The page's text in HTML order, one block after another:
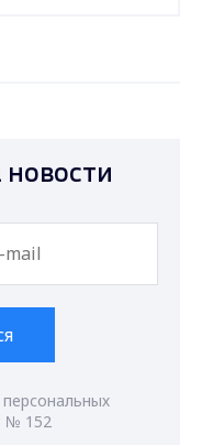
новости
№ 152